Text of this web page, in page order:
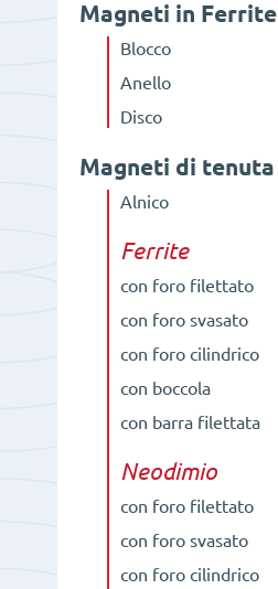
Magneti in Ferrite
Blocco
Anello
Disco
Magneti di tenuta
Alnico
Ferrite
con foro filettato
con foro svasato
con foro cilindrico
con boccola
con barra filettata
Neodimio
con foro filettato
con foro svasato
con foro cilindrico